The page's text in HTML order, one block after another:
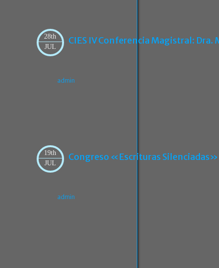
28th
JUL
CIES IV Conferencia Magistral:
admin
19th
JUL
Congreso «Escrituras Silenciadas»
admin